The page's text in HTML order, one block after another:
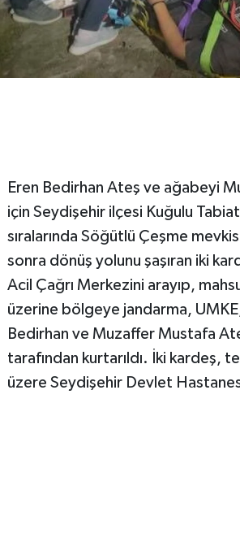
Eren Bedirhan Ateş ve ağabeyi
için Seydişehir ilçesi Kuğulu
sıralarında Söğütlü Çeşme
sonra dönüş yolunu şaşıran iki
Acil Çağrı Merkezini arayıp,
üzerine bölgeye jandarma,
Bedirhan ve Muzaffer Mustafa
tarafından kurtarıldı. İki kardeş,
üzere Seydişehir Devlet